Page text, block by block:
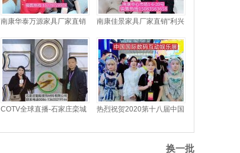
造精良、款式多样、质量稳
定，欢迎大家光临！
南康华泰万源家具厂家直销
南康佳景家具厂家直销“利兴
COTV全球直播-石家庄栾城
销售晶瓷画的钻，画框铝
热烈祝贺2020第十八届中国
上海新国际博览中心隆重开
换一批